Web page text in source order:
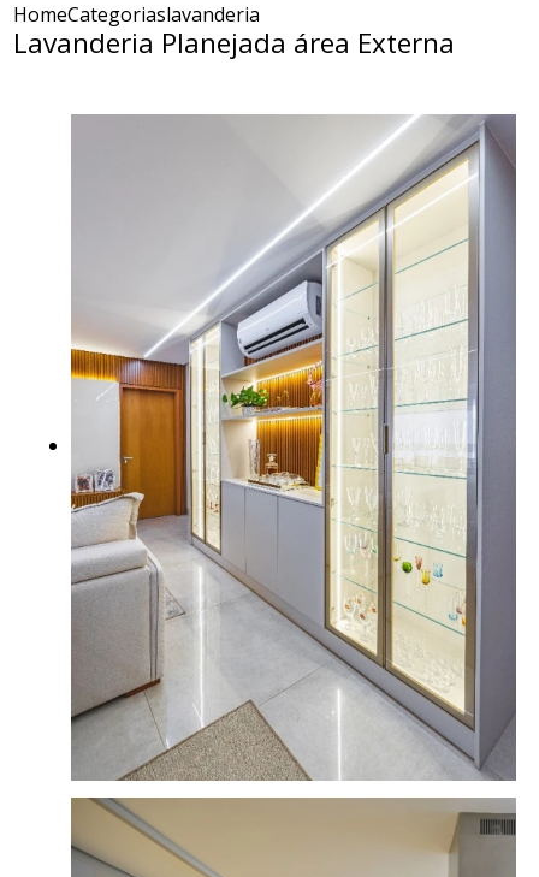
HomeCategoriaslavanderia planejada area externa
Lavanderia Planejada área Externa